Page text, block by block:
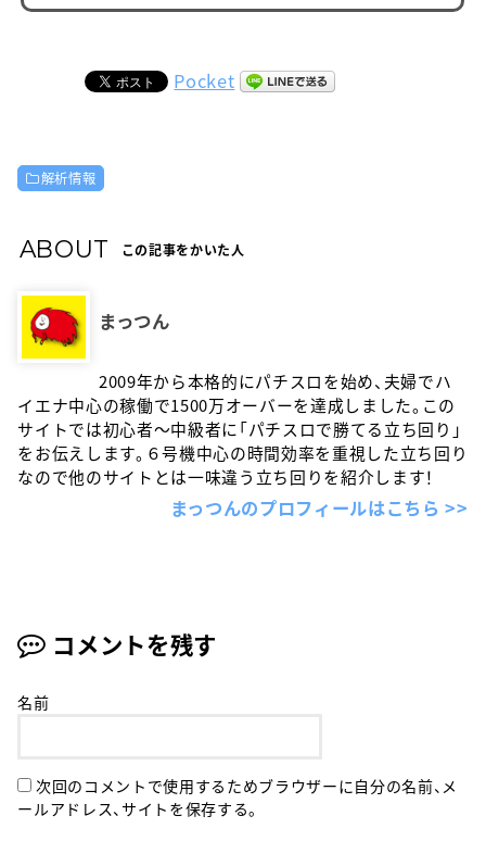
Pocket
解析情報
ABOUT この記事をかいた人
まっつん
2009年から本格的にパチスロを始め、夫婦でハ
イエナ中心の稼働で1500万オーバーを達成しました。この
サイトでは初心者〜中級者に「パチスロで勝てる立ち回り」
をお伝えします。６号機中心の時間効率を重視した立ち回り
なので他のサイトとは一味違う立ち回りを紹介します！
まっつんのプロフィールはこちら >>
コメントを残す
名前
次回のコメントで使用するためブラウザーに自分の名前、メ
ールアドレス、サイトを保存する。